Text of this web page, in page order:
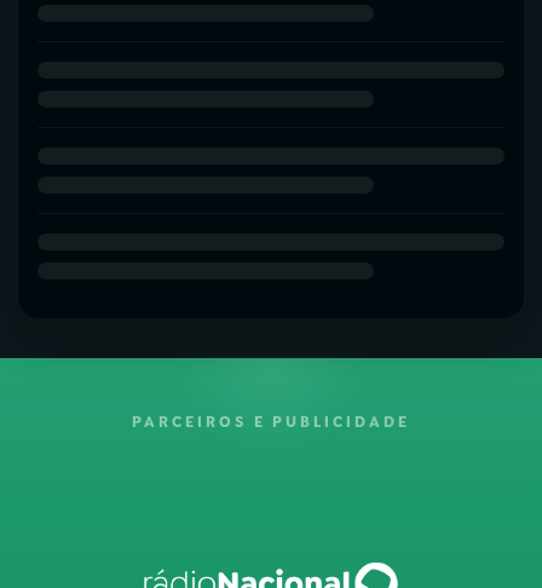
PARCEIROS E PUBLICIDADE